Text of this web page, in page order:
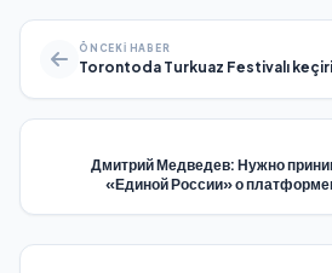
ÖNCEKI HABER
Torontoda Turkuaz Festivalı
Дмитрий Медведев: Нужно
«Единой России» о